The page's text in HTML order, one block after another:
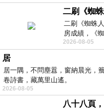
二刷《蜘蛛
房成績，《
《復仇者聯
2026-08-05
居
居一隅，不問塵囂，窗納晨光，
卷詩書，藏萬里山遙。
2026-08-05
八十八頁